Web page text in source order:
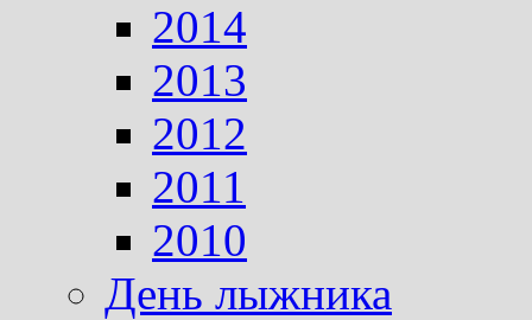
2014
2013
2012
2011
2010
День лыжника